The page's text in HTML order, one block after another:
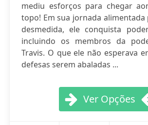
mediu esforços para chegar
topo! Em sua jornada alimentada
desmedida, ele conquista
incluindo os membros da
Travis. O que ele não esperava
defesas serem abaladas ...
Ver Opções